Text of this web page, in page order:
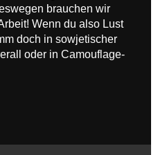
brauchen wir
Wenn du also Lust
doch in sowjetischer
oder in Camouflage-